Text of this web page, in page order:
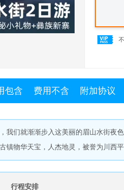
包含 费用不含 附加协议
我们就渐渐步入这美丽的眉山水街夜色
镇物华天宝，人杰地灵，被誉为川西平
行程安排